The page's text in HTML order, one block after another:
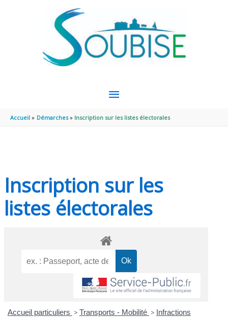
MENU
PRINCIPAL
Accueil Démarches Inscription sur les listes électorales
Inscription sur les
listes électorales
Accueil particuliers > Transports - Mobilité > Infractions